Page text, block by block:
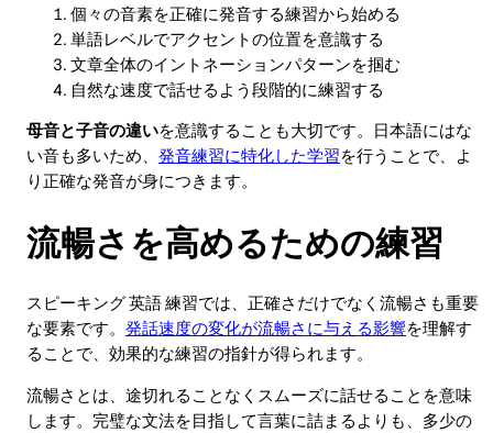
個々の音素を正確に発音する練習から始める
単語レベルでアクセントの位置を意識する
文章全体のイントネーションパターンを掴む
自然な速度で話せるよう段階的に練習する
母音と子音の違いを意識することも大切です。日本語にはな
い音も多いため、 発音練習に特化した学習を行うことで、よ
り正確な発音が身につきます。
流暢さを高めるための練習
スピーキング 英語 練習では、正確さだけでなく流暢さも重要
な要素です。 発話速度の変化が流暢さに与える影響を理解す
ることで、効果的な練習の指針が得られます。
流暢さとは、途切れることなくスムーズに話せることを意味
します。完璧な文法を目指して言葉に詰まるよりも、多少の